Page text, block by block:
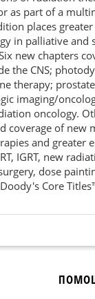
as part of a
places
in palliative and
new chapters
the CNS;
therapy;
imaging/
oncology.
coverage of new
and greater
IGRT, new
dose
Core